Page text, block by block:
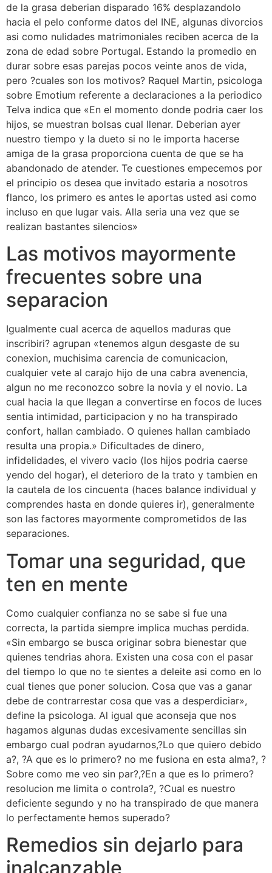
de la grasa deberian disparado 16% desplazandolo
hacia el pelo conforme datos del INE, algunas divorcios
asi­ como nulidades matrimoniales reciben acerca de la
zona de edad sobre Portugal. Estando la promedio en
durar sobre esas parejas pocos veinte anos de vida,
pero ?cuales son los motivos? Raquel Martin, psicologa
sobre Emotium referente a declaraciones a la periodico
Telva indica que «En el momento donde podria caer los
hijos, se muestran bolsas cual llenar. Deberian ayer
nuestro tiempo y la dueto si no le importa hacerse
amiga de la grasa proporciona cuenta de que se ha
abandonado de atender. Te cuestiones empecemos por
el principio os desea que invitado estaria a nosotros
flanco, los primero es antes le aportas usted asi­ como
incluso en que lugar vais. Alla seri­a una vez que se
realizan bastantes silencios»
Las motivos mayormente
frecuentes sobre una
separacion
Igualmente cual acerca de aquellos maduras que
inscribiri? agrupan «tenemos algun desgaste de su
conexion, muchisima carencia de comunicacion,
cualquier vete al carajo hijo de una cabra avenencia,
algun no me reconozco sobre la novia y el novio. La
cual hacia la que llegan a convertirse en focos de luces
sentia intimidad, participacion y no ha transpirado
confort, hallan cambiado. O quienes hallan cambiado
resulta una propia.» Dificultades de dinero,
infidelidades, el vivero vacio (los hijos podria caerse
yendo del hogar), el deterioro de la trato y tambien en
la cautela de los cincuenta (haces balance individual y
comprendes hasta en donde quieres ir), generalmente
son las factores mayormente comprometidos de las
separaciones.
Tomar una seguridad, que
ten en mente
Como cualquier confianza no se sabe si fue una
correcta, la partida siempre implica muchas perdida.
«Sin embargo se busca originar sobra bienestar que
quienes tendri­as ahora. Existen una cosa con el pasar
del tiempo lo que no te sientes a deleite asi­ como en lo
cual tienes que poner solucion. Cosa que vas a ganar
debe de contrarrestar cosa que vas a desperdiciar»,
define la psicologa. Al igual que aconseja que nos
hagamos algunas dudas excesivamente sencillas sin
embargo cual podran ayudarnos,?Lo que quiero debido
a?, ?A que es lo primero? no me fusiona en esta alma?, ?
Sobre como me veo sin par?,?En a que es lo primero?
resolucion me limita o controla?, ?Cual es nuestro
deficiente segundo y no ha transpirado de que manera
lo perfectamente hemos superado?
Remedios sin dejarlo para
inalcanzable